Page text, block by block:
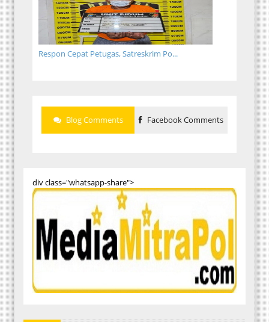
Respon Cepat Petugas, Satreskrim Po...
Blog Comments Facebook Comments
div class="whatsapp-share">